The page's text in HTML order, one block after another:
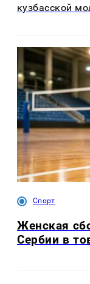
кузбасской
Спорт
Женская
Сербии в